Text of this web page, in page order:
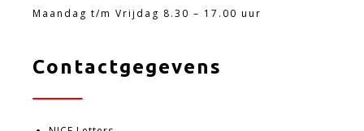
Maandag t/m Vrijdag 8.30 – 17.00 uur
Contactgegevens